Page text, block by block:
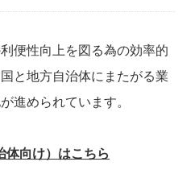
便性向上を図る為の効率的
と地方自治体にまたがる業
進められています。
体向け）はこちら